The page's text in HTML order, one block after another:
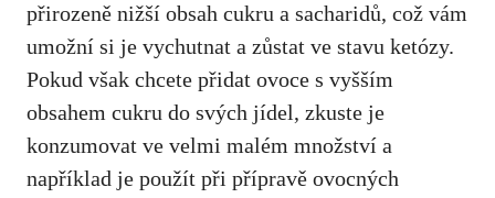
přirozeně nižší obsah cukru ⁣a sacharidů, což vám
umožní si je vychutnat⁢ a zůstat ve stavu ketózy.
Pokud však chcete přidat ovoce s vyšším
obsahem cukru do ⁢svých⁣ jídel, ⁣zkuste je
konzumovat‍ ve velmi malém množství a
například je použít při přípravě ovocných